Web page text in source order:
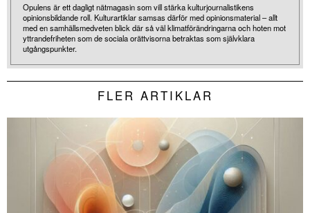
Opulens är ett dagligt nätmagasin som vill stärka kulturjournalistikens
opinionsbildande roll. Kulturartiklar samsas därför med opinionsmaterial – allt
med en samhällsmedveten blick där så väl klimatförändringarna och hoten mot
yttrandefriheten som de sociala orättvisorna betraktas som självklara
utgångspunkter.
FLER ARTIKLAR